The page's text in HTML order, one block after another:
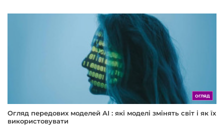
ОГЛЯД
Огляд передових моделей AI : які моделі змінять світ і як їх
використовувати